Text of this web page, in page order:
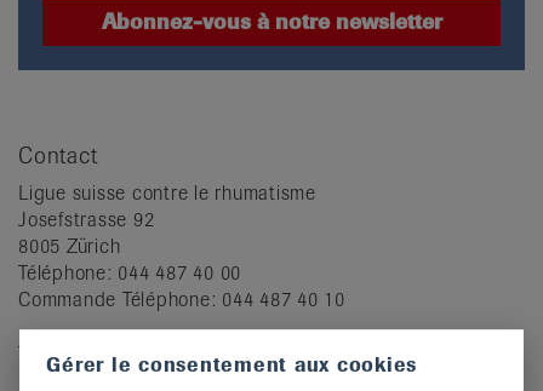
Contact
Ligue suisse contre le rhumatisme
Josefstrasse 92
8005 Zürich
Téléphone: 044 487 40 00
Commande Téléphone: 044 487 40 10
info@rheumaliga.ch
Gérer le consentement aux cookies